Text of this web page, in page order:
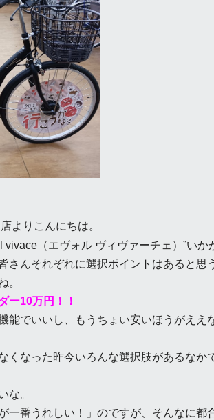
よりこんにちは。
（エヴォル ヴィヴァーチェ）”いか
さんそれぞれに選択ポイントはあると思
。
ー10万円！！
能でいいし、もうちょい安いほうがえ
くなった昨今いろんな選択肢があるな
な。
一番うれしい！」のですが、そんなに